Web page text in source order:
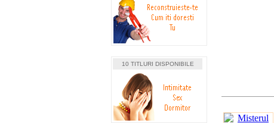
10 TITLURI DISPONIBILE